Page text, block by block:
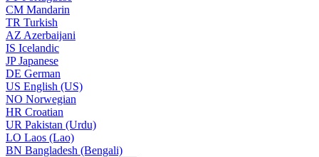
CM Mandarin
TR Turkish
AZ Azerbaijani
IS Icelandic
JPJapanese
DE German
US English (US)
NO Norwegian
HR Croatian
UR Pakistan (Urdu)
LO Laos (Lao)
BN Bangladesh (Bengali)